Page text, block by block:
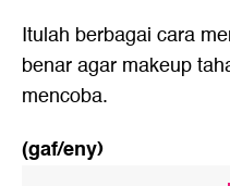
Itulah berbagai cara
benar agar makeup
mencoba.
(gaf/eny)